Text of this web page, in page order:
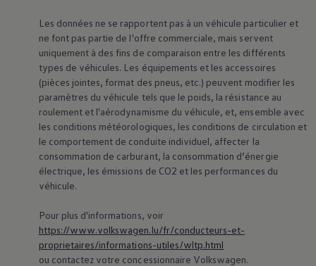
Les données ne se rapportent pas à un véhicule particulier et
ne font pas partie de l'offre commerciale, mais servent
uniquement à des fins de comparaison entre les différents
types de véhicules. Les équipements et les accessoires
(pièces jointes, format des pneus, etc.) peuvent modifier les
paramètres du véhicule tels que le poids, la résistance au
roulement et l'aérodynamisme du véhicule, et, ensemble avec
les conditions météorologiques, les conditions de circulation et
le comportement de conduite individuel, affecter la
consommation de carburant, la consommation d’énergie
électrique, les émissions de CO2 et les performances du
véhicule.
Pour plus d'informations, voir
https://www.volkswagen.lu/fr/conducteurs-et-
proprietaires/informations-utiles/wltp.html
ou contactez votre concessionnaire Volkswagen.